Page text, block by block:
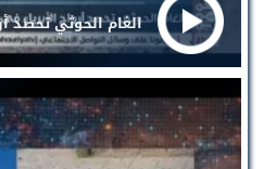
الغام الحوثي تحصد